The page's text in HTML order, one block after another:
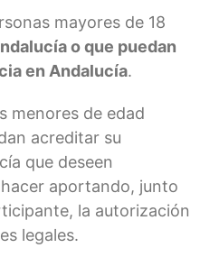
mayores de 18
o que puedan
en Andalucía.
menores de edad
acreditar su
que deseen
aportando, junto
la autorización
legales.